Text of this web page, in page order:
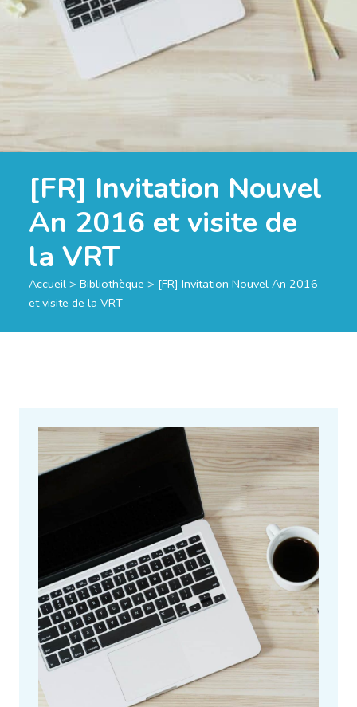
[FR] Invitation Nouvel
An 2016 et visite de
la VRT
Accueil > Bibliothèque > [FR] Invitation Nouvel An 2016
et visite de la VRT